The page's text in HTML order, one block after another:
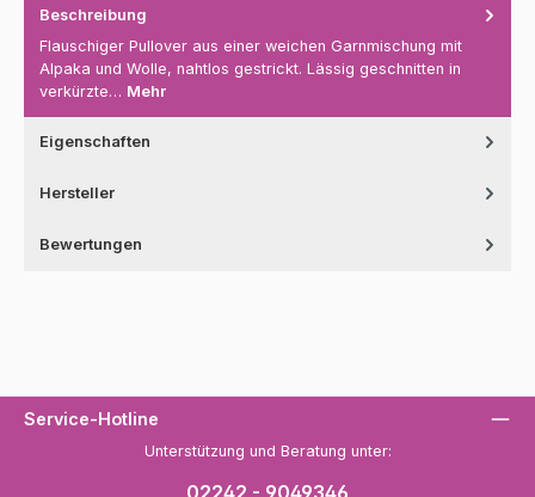
Beschreibung
Flauschiger Pullover aus einer weichen Garnmischung mit
Alpaka und Wolle, nahtlos gestrickt. Lässig geschnitten in
verkürzte… Mehr
Eigenschaften
Hersteller
Bewertungen
Service-Hotline
Unterstützung und Beratung unter:
02242 - 9049346